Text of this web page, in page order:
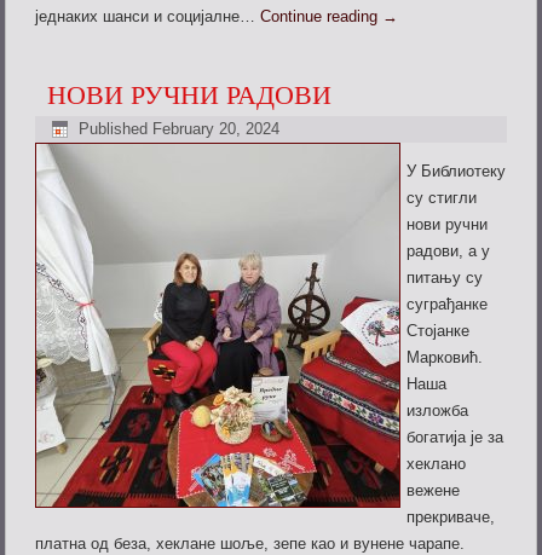
једнаких шанси и социјалне…Continue reading →
НОВИ РУЧНИ РАДОВИ
Published February 20, 2024
У Библиотеку
су стигли
нови ручни
радови, а у
питању су
суграђанке
Стојанке
Марковић.
Наша
изложба
богатија је за
хеклано
вежене
прекриваче,
платна од беза, хеклане шоље, зепе као и вунене чарапе.